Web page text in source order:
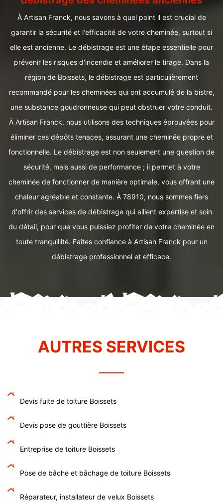
À Artisan Franck, nous savons à quel point il est crucial de
garantir la sécurité et l'efficacité de votre cheminée, surtout si
elle est ancienne. Le débistrage est une étape essentielle pour
prévenir les risques d'incendie et améliorer le tirage. Dans la
région de Boissets, le débistrage est particulièrement
recommandé pour les cheminées qui ont accumulé de la bistre,
une substance goudronneuse qui peut obstruer votre conduit.
À Artisan Franck, nous utilisons des techniques éprouvées pour
éliminer ces dépôts tenaces, assurant une cheminée propre et
fonctionnelle. Le débistrage est non seulement une question de
sécurité, mais aussi de performance ; il permet à votre
cheminée de fonctionner de manière optimale, vous offrant une
chaleur agréable et constante. À 78910, nous sommes fiers
d'offrir des services de débistrage qui allient expertise et soin
du détail, pour que vous puissiez profiter de votre cheminée en
toute tranquillité. Faites confiance à Artisan Franck pour un
débistrage professionnel et efficace.
AUTRES SERVICES
Devis fuite de toiture Boissets
Devis pose de gouttière Boissets
Entreprise de toiture Boissets
Pose de bâche et bâchage de toiture Boissets
Réparateur, installateur de velux Boissets